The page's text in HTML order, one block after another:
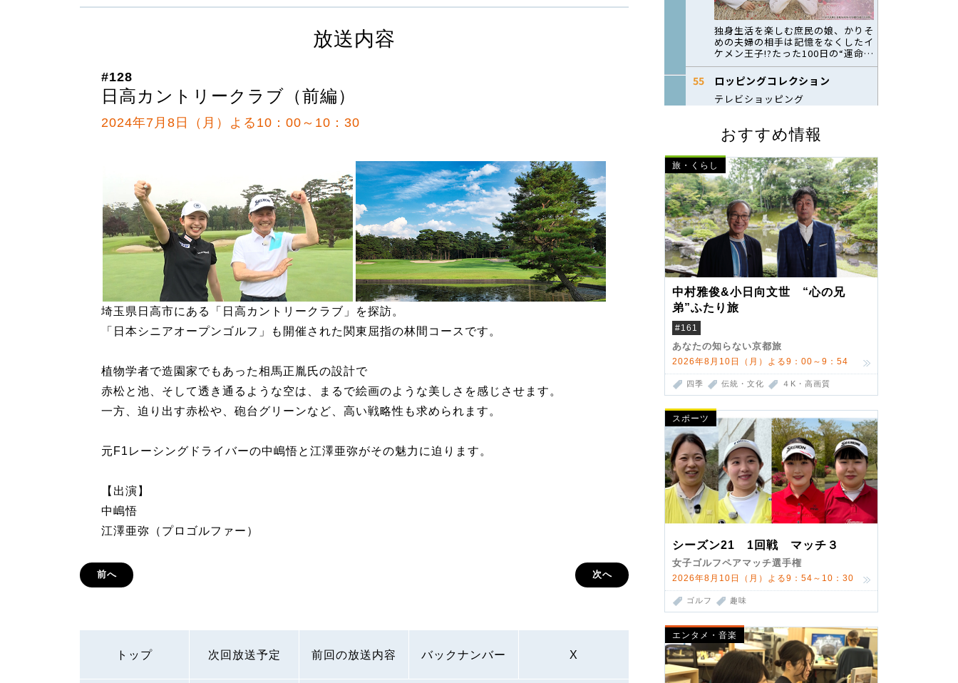
おすすめ情報
旅・くらし
中村雅俊&小日向文世 “心の兄
弟”ふたり旅
#161
あなたの知らない京都旅
2026年8月10日（月）よる9：00～9：54
四季 伝統・文化 ４K・高画質
スポーツ
シーズン21 1回戦 マッチ３
女子ゴルフペアマッチ選手権
2026年8月10日（月）よる9：54～10：30
ゴルフ 趣味
エンタメ・音楽
放送内容
#128
日高カントリークラブ（前編）
2024年7月8日（月）よる10：00～10：30
埼玉県日高市にある「日高カントリークラブ」を探訪。
「日本シニアオープンゴルフ」も開催された関東屈指の林間コースです。
植物学者で造園家でもあった相馬正胤氏の設計で
赤松と池、そして透き通るような空は、まるで絵画のような美しさを感じさせます。
一方、迫り出す赤松や、砲台グリーンなど、高い戦略性も求められます。
元F1レーシングドライバーの中嶋悟と江澤亜弥がその魅力に迫ります。
【出演】
中嶋悟
江澤亜弥（プロゴルファー）
前へ 次へ
トップ 次回放送予定 前回の放送内容 バックナンバー X